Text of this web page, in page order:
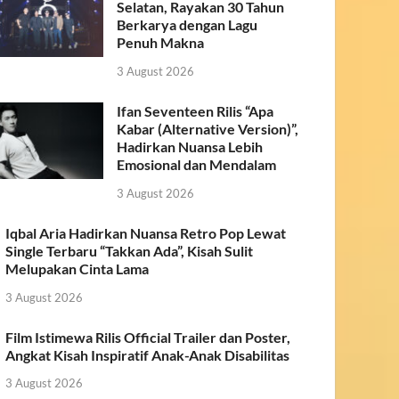
Selatan, Rayakan 30 Tahun
Berkarya dengan Lagu
Penuh Makna
3 August 2026
Ifan Seventeen Rilis “Apa
Kabar (Alternative Version)”,
Hadirkan Nuansa Lebih
Emosional dan Mendalam
3 August 2026
Iqbal Aria Hadirkan Nuansa Retro Pop Lewat
Single Terbaru “Takkan Ada”, Kisah Sulit
Melupakan Cinta Lama
3 August 2026
Film Istimewa Rilis Official Trailer dan Poster,
Angkat Kisah Inspiratif Anak-Anak Disabilitas
3 August 2026